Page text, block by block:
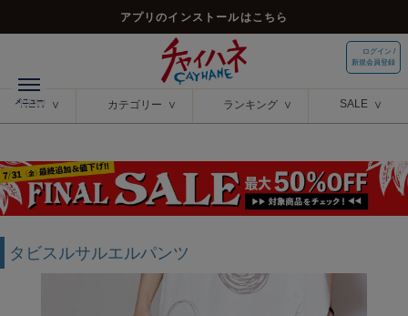
アプリのインストールはこちら
ログイン /
新規会員登録
NEW カテゴリー ランキング SALE
タビスルサルエルパンツ